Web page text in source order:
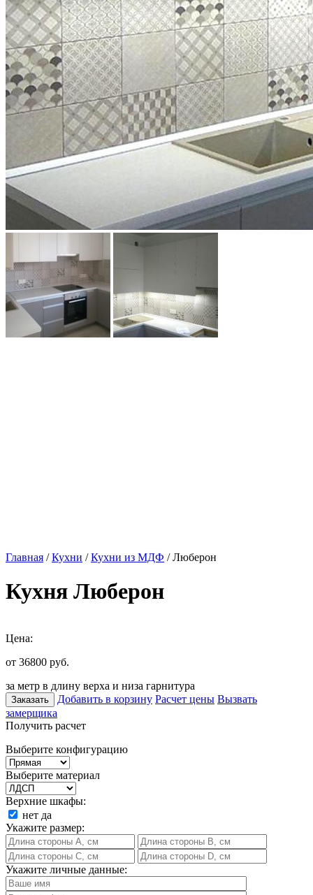
Главная /Кухни /Кухни из МДФ / Люберон
Кухня Люберон
Цена:
от 36800 руб.
за метр в длину верха и низа гарнитура
Заказать Добавить в корзину Расчет цены Вызвать
замерщика
Получить расчет
Выберите конфигурацию
Выберите материал
Верхние шкафы:
нет да
Укажите размер:
Укажите личные данные: